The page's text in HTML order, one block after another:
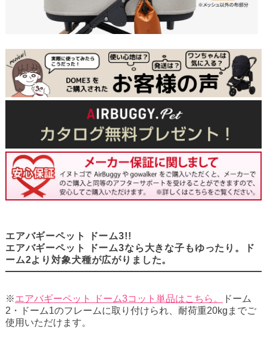
エアバギーペット ドーム3!!
エアバギーペット ドーム3なら大きな子もゆったり。ド
ーム2より対象犬種が広がりました。
※エアバギーペット ドーム3コット単品はこちら。
ドーム
2・ドーム1のフレームに取り付けられ、耐荷重20kgまでご
使用いただけます。